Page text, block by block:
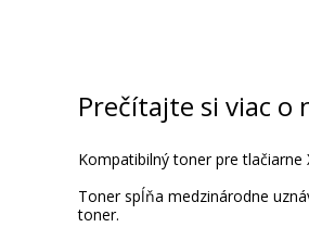
Prečítajte si viac o
Kompatibilný toner pre tlačiarne
Toner spĺňa medzinárodne
toner.